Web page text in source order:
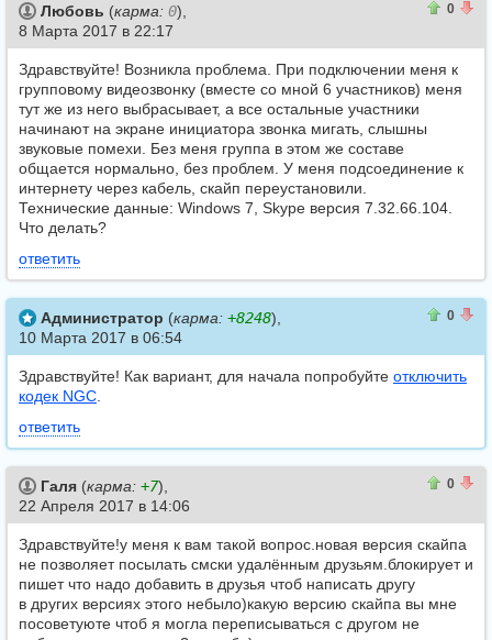
0
Любовь (карма: 0),
8 Марта 2017 в 22:17
Здравствуйте! Возникла проблема. При подключении меня к
групповому видеозвонку (вместе со мной 6 участников) меня
тут же из него выбрасывает, а все остальные участники
начинают на экране инициатора звонка мигать, слышны
звуковые помехи. Без меня группа в этом же составе
общается нормально, без проблем. У меня подсоединение к
интернету через кабель, скайп переустановили.
Технические данные: Windows 7, Skype версия 7.32.66.104.
Что делать?
ответить
0
Администратор (карма: +8248),
10 Марта 2017 в 06:54
Здравствуйте! Как вариант, для начала попробуйте отключить
кодек NGC.
ответить
0
Галя (карма: +7),
22 Апреля 2017 в 14:06
Здравствуйте!у меня к вам такой вопрос.новая версия скайпа
не позволяет посылать смски удалённым друзьям.блокирует и
пишет что надо добавить в друзья чтоб написать другу
в других версиях этого небыло)какую версию скайпа вы мне
посоветуюте чтоб я могла переписываться с другом не